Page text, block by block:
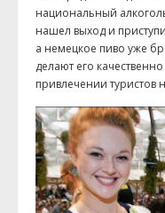
национальный
нашел выход и
а немецкое пиво уже
делают его
привлечении туристов